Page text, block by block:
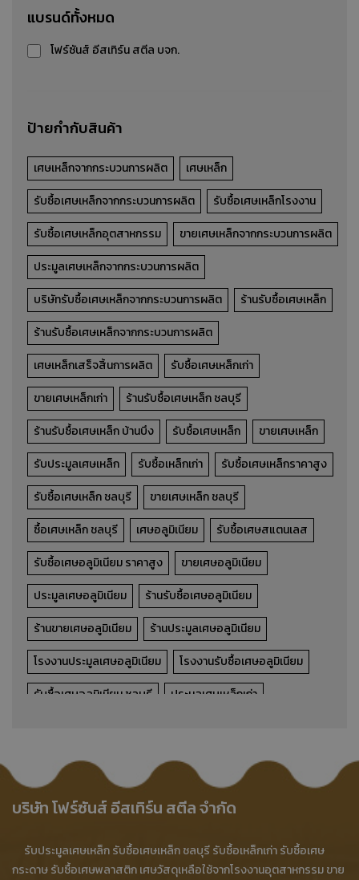
บริการทำลายสินค้า BOI
บริการทำลายสินค้า BOI
แบรนด์ทั้งหมด
โฟร์ซันส์ อีสเทิร์น สตีล บจก.
ป้ายกำกับสินค้า
เศษเหล็กจากกระบวนการผลิต
เศษเหล็ก
รับซื้อเศษเหล็กจากกระบวนการผลิต
รับซื้อเศษเหล็กโรงงาน
รับซื้อเศษเหล็กอุตสาหกรรม
ขายเศษเหล็กจากกระบวนการผลิต
ประมูลเศษเหล็กจากกระบวนการผลิต
บริษัทรับซื้อเศษเหล็กจากกระบวนการผลิต
ร้านรับซื้อเศษเหล็ก
ร้านรับซื้อเศษเหล็กจากกระบวนการผลิต
เศษเหล็กเสร็จสิ้นการผลิต
รับซื้อเศษเหล็กเก่า
ขายเศษเหล็กเก่า
ร้านรับซื้อเศษเหล็ก ชลบุรี
ร้านรับซื้อเศษเหล็ก บ้านบึง
รับซื้อเศษเหล็ก
ขายเศษเหล็ก
รับประมูลเศษเหล็ก
รับซื้อเหล็กเก่า
รับซื้อเศษเหล็กราคาสูง
รับซื้อเศษเหล็ก ชลบุรี
ขายเศษเหล็ก ชลบุรี
ซื้อเศษเหล็ก ชลบุรี
เศษอลูมิเนียม
รับซื้อเศษสแตนเลส
รับซื้อเศษอลูมิเนียม ราคาสูง
ขายเศษอลูมิเนียม
ประมูลเศษอลูมิเนียม
ร้านรับซื้อเศษอลูมิเนียม
ร้านขายเศษอลูมิเนียม
ร้านประมูลเศษอลูมิเนียม
โรงงานประมูลเศษอลูมิเนียม
โรงงานรับซื้อเศษอลูมิเนียม
รับซื้อเศษอลูมิเนียม ชลบุรี
ประมูลเศษเหล็กเก่า
รับซื้อเศษอลูมิเนียมอุตสาหกรรม
รับซื้อเศษอลูมิเนียม
รับซื้อเศษอลูมิเนียม บ้านบึง
ซื้อเศษอลูมิเนียม ชลบุรี
บริษัทรับจัดเก็บสินค้า
โรงงานรับจัดเก็บสินค้า
บริษัท โฟร์ซันส์ อีสเทิร์น สตีล จำกัด
รับประมูลเศษเหล็ก รับซื้อเศษเหล็ก ชลบุรี รับซื้อเหล็กเก่า รับซื้อเศษ
กระดาษ รับซื้อเศษพลาสติก เศษวัสดุเหลือใช้จากโรงงานอุตสาหกรรม ขาย